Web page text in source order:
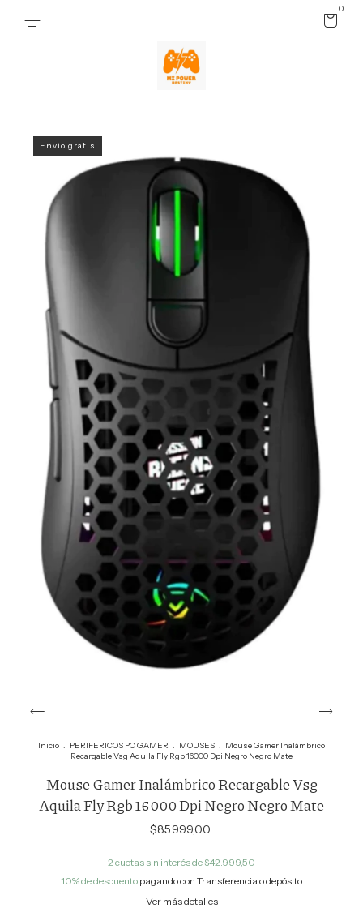
0
Envío gratis
Inicio . PERIFERICOS PC GAMER . MOUSES . Mouse Gamer Inalámbrico
Recargable Vsg Aquila Fly Rgb 16000 Dpi Negro Negro Mate
Mouse Gamer Inalámbrico Recargable Vsg
Aquila Fly Rgb 16000 Dpi Negro Negro Mate
$85.999,00
2 cuotas sin interés de $42.999,50
10% de descuento pagando con Transferencia o depósito
Ver más detalles